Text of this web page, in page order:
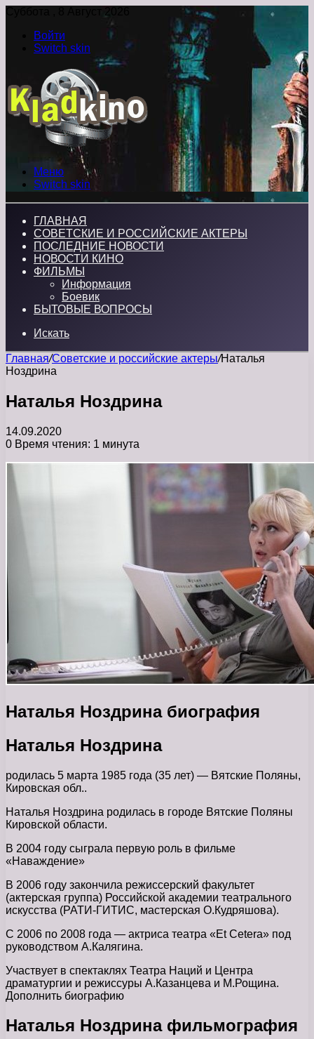
Суббота , 8 Август 2026
Войти
Switch skin
Меню
Switch skin
ГЛАВНАЯ
СОВЕТСКИЕ И РОССИЙСКИЕ АКТЕРЫ
ПОСЛЕДНИЕ НОВОСТИ
НОВОСТИ КИНО
ФИЛЬМЫ
Информация
Боевик
БЫТОВЫЕ ВОПРОСЫ
Искать
Главная/Советские и российские актеры/Наталья
Ноздрина
Наталья Ноздрина
14.09.2020
0 Время чтения: 1 минута
Наталья Ноздрина биография
Наталья Ноздрина
родилась 5 марта 1985 года (35 лет) — Вятские Поляны,
Кировская обл..
Наталья Ноздрина родилась в городе Вятские Поляны
Кировской области.
В 2004 году сыграла первую роль в фильме
«Наваждение»
В 2006 году закончила режиссерский факультет
(актерская группа) Российской академии театрального
искусства (РАТИ-ГИТИС, мастерская О.Кудряшова).
С 2006 по 2008 года — актриса театра «Et Cetera» под
руководством А.Калягина.
Участвует в спектаклях Театра Наций и Центра
драматургии и режиссуры А.Казанцева и М.Рощина.
Дополнить биографию
Наталья Ноздрина фильмография